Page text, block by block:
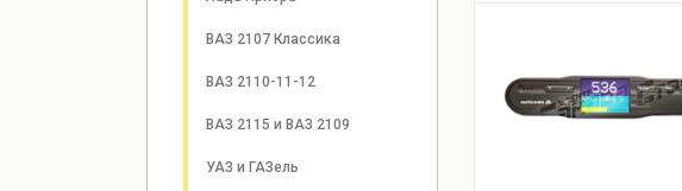
ВАЗ 2107 Классика
ВАЗ 2110-11-12
ВАЗ 2115 и ВАЗ 2109
УАЗ и ГАЗель